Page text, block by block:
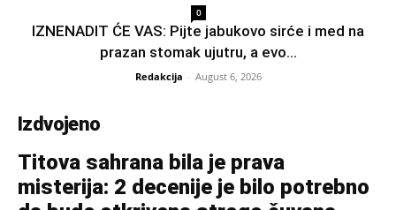
0
IZNENADIT ĆE VAS: Pijte jabukovo sirće i med na
prazan stomak ujutru, a evo...
Redakcija - August 6, 2026
Izdvojeno
Titova sahrana bila je prava
misterija: 2 decenije je bilo potrebno